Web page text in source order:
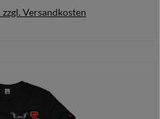
Versandkosten